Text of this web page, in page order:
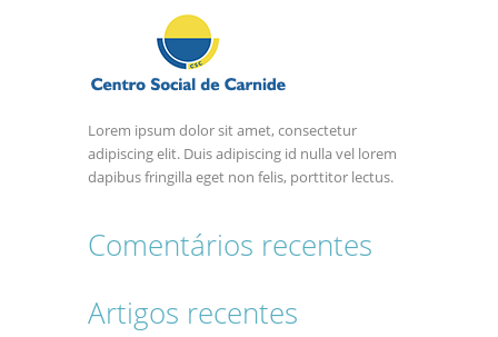
Lorem ipsum dolor sit amet, consectetur
adipiscing elit. Duis adipiscing id nulla vel lorem
dapibus fringilla eget non felis, porttitor lectus.
Comentários recentes
Artigos recentes